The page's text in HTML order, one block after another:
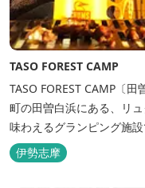
TASO FOREST CAMP
TASO FOREST CAMP〔
町の田曽白浜にある、リ
味わえるグランピング施設です。 紹介VTR
https://
伊勢志摩